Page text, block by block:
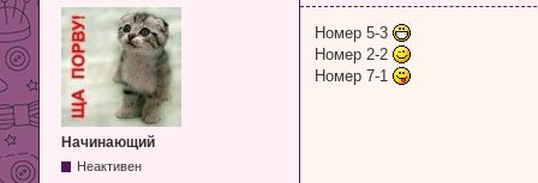
Начинающий
Неактивен
Номер 5-3
Номер 2-2
Номер 7-1